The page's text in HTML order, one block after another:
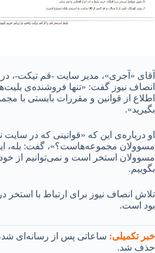
آقای «آجری»، مدیر سایت -قم تیکت-، در
انصاف نیوز گفت: «تنها فروشنده‌ی
اطلاع از قوانین و مقررات بایستی با
بگیرید».
او درباره‌ی این که «قوانینی که در
مسوولان مجموعه‌هاست؟»، گفت: بله،
مسوولان استخر است و نمی‌توانیم از
بگوییم.
تلاش انصاف نیوز برای ارتباط با استخر
بود است.
خبر تکمیلی:
حذف شد.